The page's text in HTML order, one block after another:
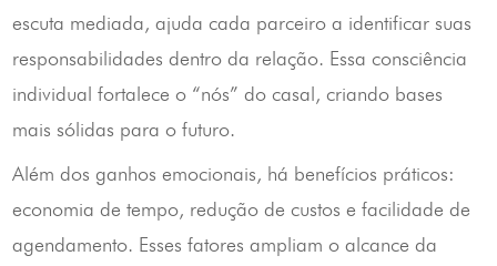
escuta mediada, ajuda cada parceiro a identificar suas
responsabilidades dentro da relação. Essa consciência
individual fortalece o “nós” do casal, criando bases
mais sólidas para o futuro.
Além dos ganhos emocionais, há benefícios práticos:
economia de tempo, redução de custos e facilidade de
agendamento. Esses fatores ampliam o alcance da